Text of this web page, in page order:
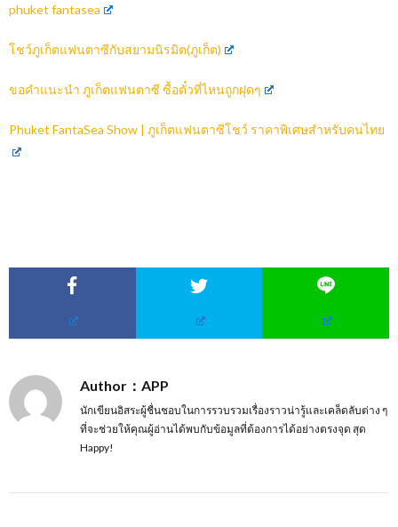
phuket fantasea
โชว์ภูเก็ตแฟนตาซีกับสยามนิรมิต(ภูเก็ต)
ขอคำแนะนำ ภูเก็ตแฟนตาซี ซื้อตั๋วที่ไหนถูกฝุดๆ
Phuket FantaSea Show | ภูเก็ตแฟนตาซีโชว์ ราคาพิเศษสำหรับคนไทย
Author：APP
นักเขียนอิสระผู้ชื่นชอบในการรวบรวมเรื่องราวน่ารู้และเคล็ดลับต่าง ๆ
ที่จะช่วยให้คุณผู้อ่านได้พบกับข้อมูลที่ต้องการได้อย่างตรงจุด สุด
Happy!